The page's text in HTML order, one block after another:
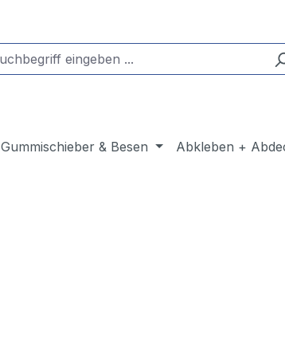
Gummischieber & Besen Abkleben +